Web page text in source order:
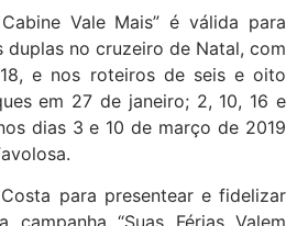
Vale Mais” é válida para
duplas no cruzeiro de Natal, com
e nos roteiros de seis e oito
em 27 de janeiro; 2, 10, 16 e
dias 3 e 10 de março de 2019
para presentear e fidelizar